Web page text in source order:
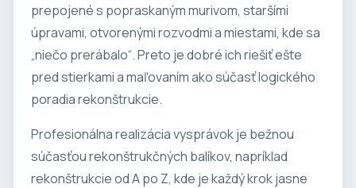
prepojené s popraskaným murivom, staršími
úpravami, otvorenými rozvodmi a miestami, kde sa
„niečo prerábalo“. Preto je dobré ich riešiť ešte
pred stierkami a maľovaním ako súčasť logického
poradia rekonštrukcie.
Profesionálna realizácia vysprávok je bežnou
súčasťou rekonštrukčných balíkov, napríklad
rekonštrukcie od A po Z, kde je každý krok jasne